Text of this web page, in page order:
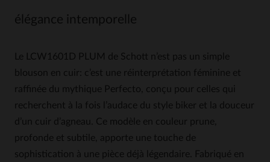
élégance intemporelle
Le LCW1601D PLUM de Schott n’est pas un simple
blouson en cuir: c’est une réinterprétation féminine et
raffinée du mythique Perfecto, conçu pour celles qui
recherchent à la fois l’audace du style biker et la douceur
d’un cuir d’agneau. Ce modèle en couleur prune,
profonde et subtile, apporte une touche de
sophistication à une pièce déjà légendaire. Fabriqué en